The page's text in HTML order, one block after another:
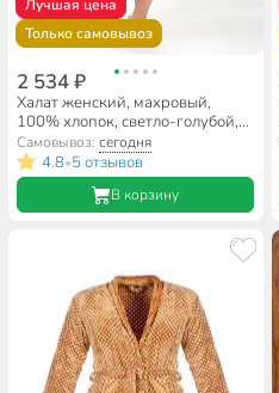
Лучшая цена
Только самовывоз
2 534 ₽
Халат женский, махровый,
100% хлопок, светло-голубой,
L-XL, 48-50, Silvano
Самовывоз:сегодня
4.8•5 отзывов
В корзину